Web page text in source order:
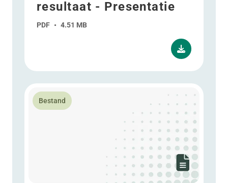
resultaat - Presentatie
PDF • 4.51 MB
Bestand
Lees meer over Tussentijdse verklaring over de